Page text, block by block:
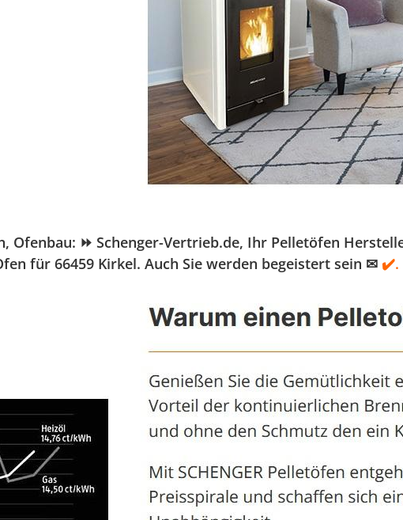
Ofenbau: ⏩ Schenger-Vertrieb.de, Ihr Pelletöfen
für 66459 Kirkel. Auch Sie werden begeistert sein ✉ ✔️.